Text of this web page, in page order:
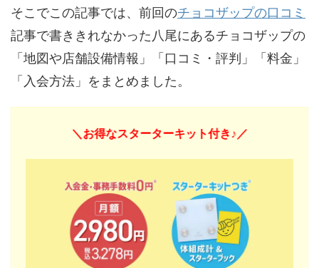
そこでこの記事では、前回のチョコザップの口コミ
記事で書ききれなかった八尾にあるチョコザップの
「地図や店舗設備情報」「口コミ・評判」「料金」
「入会方法」をまとめました。
＼お得なスターターキット付き♪／